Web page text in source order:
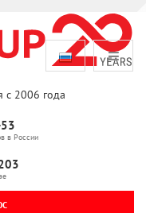
с 2006 года
в России